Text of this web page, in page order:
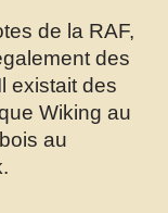
de la RAF,
des
existait des
Wiking au
au